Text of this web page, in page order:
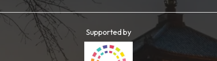
Supported by